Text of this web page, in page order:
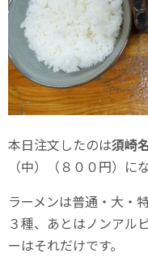
本日注文したのは須崎
（中）（８００円）に
ラーメンは普通・大・
３種、あとはノンアル
ーはそれだけです。